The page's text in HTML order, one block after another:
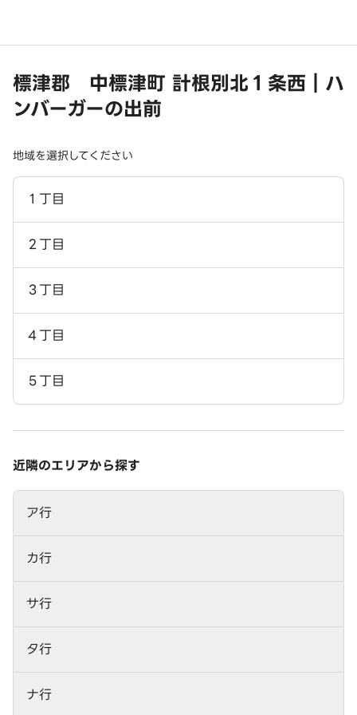
標津郡 中標津町 計根別北１条西｜ハ
ンバーガーの出前
地域を選択してください
１丁目
２丁目
３丁目
４丁目
５丁目
近隣のエリアから探す
ア行
カ行
サ行
タ行
ナ行